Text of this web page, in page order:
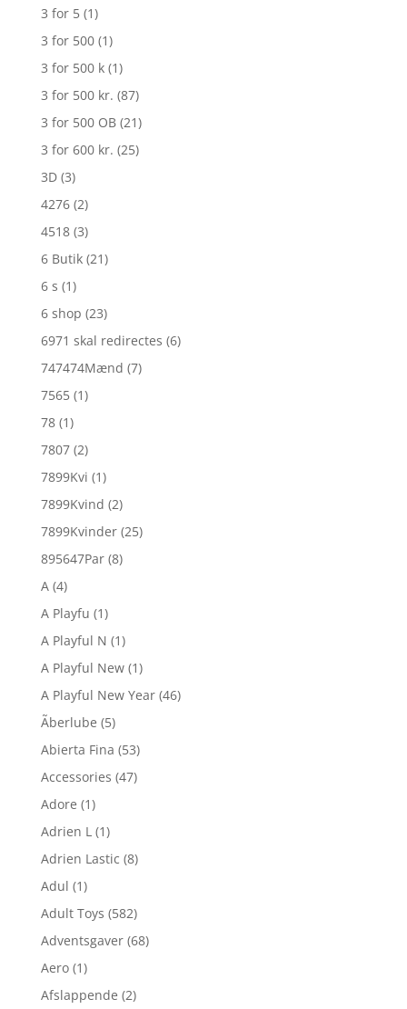
3 for 5 (1)
3 for 500 (1)
3 for 500 k (1)
3 for 500 kr. (87)
3 for 500 OB (21)
3 for 600 kr. (25)
3D (3)
4276 (2)
4518 (3)
6 Butik (21)
6 s (1)
6 shop (23)
6971 skal redirectes (6)
747474Mænd (7)
7565 (1)
78 (1)
7807 (2)
7899Kvi (1)
7899Kvind (2)
7899Kvinder (25)
895647Par (8)
A (4)
A Playfu (1)
A Playful N (1)
A Playful New (1)
A Playful New Year (46)
Ãberlube (5)
Abierta Fina (53)
Accessories (47)
Adore (1)
Adrien L (1)
Adrien Lastic (8)
Adul (1)
Adult Toys (582)
Adventsgaver (68)
Aero (1)
Afslappende (2)